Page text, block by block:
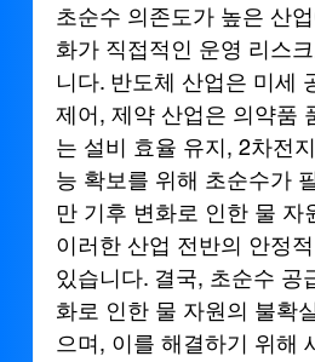
초순수 의존도가 높은 산
화가 직접적인 운영 리스
니다. 반도체 산업은 미세
제어, 제약 산업은 의약품
는 설비 효율 유지, 2차전
능 확보를 위해 초순수가
만 기후 변화로 인한 물 자
이러한 산업 전반의 안정
있습니다. 결국, 초순수 공
화로 인한 물 자원의 불확
으며, 이를 해결하기 위해